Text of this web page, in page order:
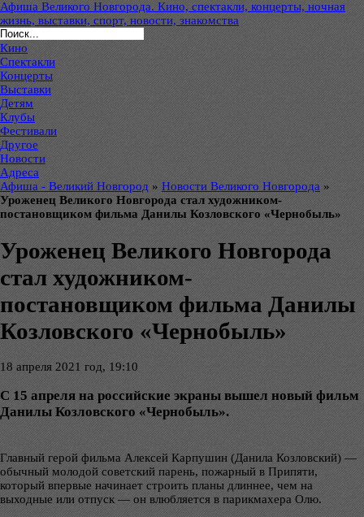
Афиша Великого Новгорода. Кино, спектакли, концерты, ночная
жизнь, выставки, спорт, новости, знакомства
Кино
Спектакли
Концерты
Выставки
Детям
Клубы
Фестивали
Другое
Новости
Адреса
Афиша - Великий Новгород » Новости Великого Новгорода »
Уроженец Великого Новгорода стал художником-
постановщиком фильма Данилы Козловского «Чернобыль»
Уроженец Великого Новгорода
стал художником-
постановщиком фильма Данилы
Козловского «Чернобыль»
18 апреля 2021 год, 19:10
С 15 апреля на российские экраны вышел новый фильм
Данилы Козловского «Чернобыль».
Главный герой фильма Алексей Карпушин (Данила Козловский) —
обычный молодой советский парень, пожарный в Припяти,
который впервые начинает строить планы длиннее, чем на
выходные или отпуск — он влюбляется в парикмахера Олю.